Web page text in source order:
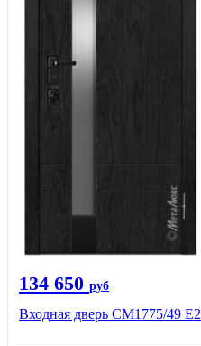
134 650 руб
Входная дверь СМ1775/49 Е2